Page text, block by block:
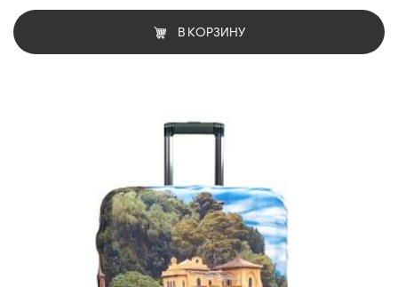
В КОРЗИНУ